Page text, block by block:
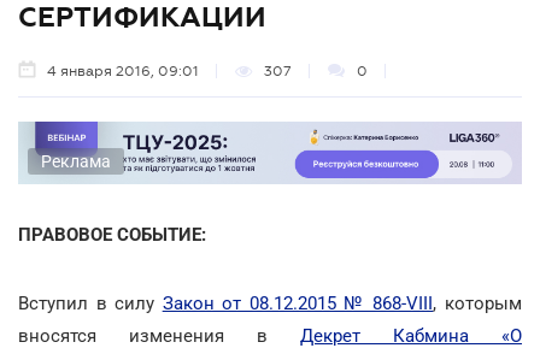
СЕРТИФИКАЦИИ
4 января 2016, 09:01 307 0
Реклама
ПРАВОВОЕ СОБЫТИЕ:
Вступил в силу Закон от 08.12.2015 № 868-VIII, которым
вносятся изменения в Декрет Кабмина «О